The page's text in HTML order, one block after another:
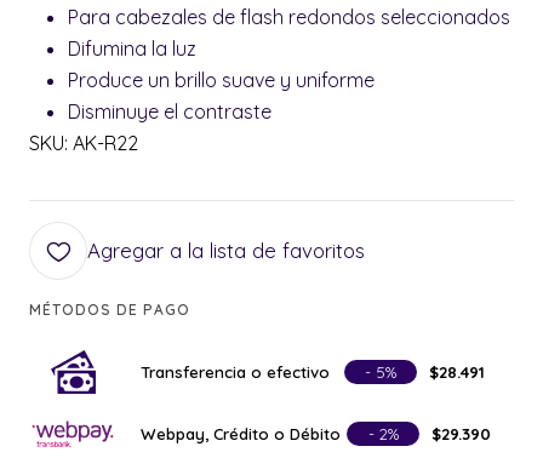
Para cabezales de flash redondos seleccionados
Difumina la luz
Produce un brillo suave y uniforme
Disminuye el contraste
SKU: AK-R22
Agregar a la lista de favoritos
MÉTODOS DE PAGO
Transferencia o efectivo - 5% $28.491
Webpay, Crédito o Débito - 2% $29.390